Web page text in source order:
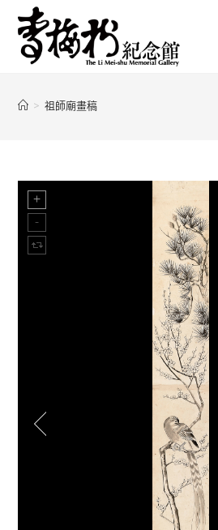
> 祖師廟畫稿